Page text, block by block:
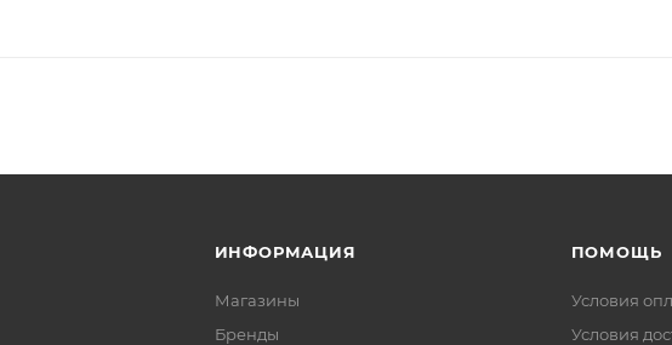
ИНФОРМАЦИЯ
Магазины
Бренды
ПОМОЩЬ
Условия
Условия